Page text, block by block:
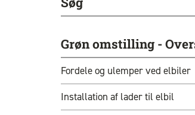
Grøn omstilling -
Fordele og ulemper ved elbiler
Installation af lader til elbil